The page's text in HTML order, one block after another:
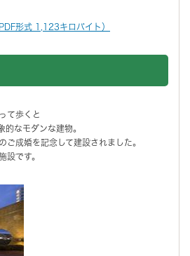
形式 1,123キロバイト）
て歩くと
的なモダンな建物。
ご成婚を記念して建設されました。
設です。